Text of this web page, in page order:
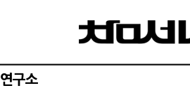
연구소